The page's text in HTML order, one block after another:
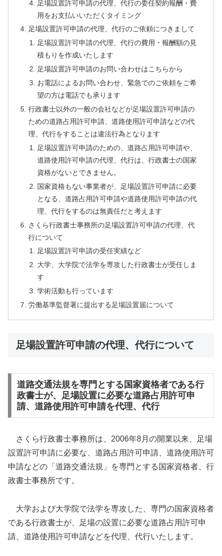
足場設置許可申請の代理、代行の委任契約報酬・費
用をお支払いいただくタイミング
足場設置許可申請の代理、代行のご依頼につきまして
足場設置許可申請の代理、代行の費用・報酬額の見
積もりを作成いたします
足場設置許可申請のお問い合わせはこちらから
お電話によるお問い合わせ、緊急でのご依頼をご希
望の方は電話でも承ります
行政書士以外の一般の会社などが足場設置許可申請の
ための道路占用許可申請、道路使用許可申請などの代
理、代行をすることは違法行為となります
足場設置許可申請のための、道路占用許可申請や、
道路使用許可申請の代理、代行は、行政書士の国家
資格がないとできません。
国家資格もない事業者が、足場設置許可申請に必要
となる、道路占用許可申請や道路使用許可申請の代
理、代行をするのは無責任だと考えます
さくら行政書士事務所の足場設置許可申請の代理、代
行について
足場設置許可申請の受任実績など
大学、大学院で法学を専攻した行政書士が受任しま
す
学術活動も行っています
労働基準監督署に提出する足場設置届について
足場設置許可申請の代理、代行について
道路交通法規を専門とする国家資格者である行
政書士が、足場設置に必要な道路占用許可申
請、道路使用許可申請を代理、代行
さくら行政書士事務所は、2006年8月の開業以来、足場
設置許可申請に必要な、道路占用許可申請、道路使用許可
申請などの「道路交通法規」を専門とする国家資格者、行
政書士事務所です。
大学および大学院で法学を専攻した、専門の国家資格者
である行政書士が、足場の設置に必要な道路占用許可申
請、道路使用許可申請などを代理、代行いたします。